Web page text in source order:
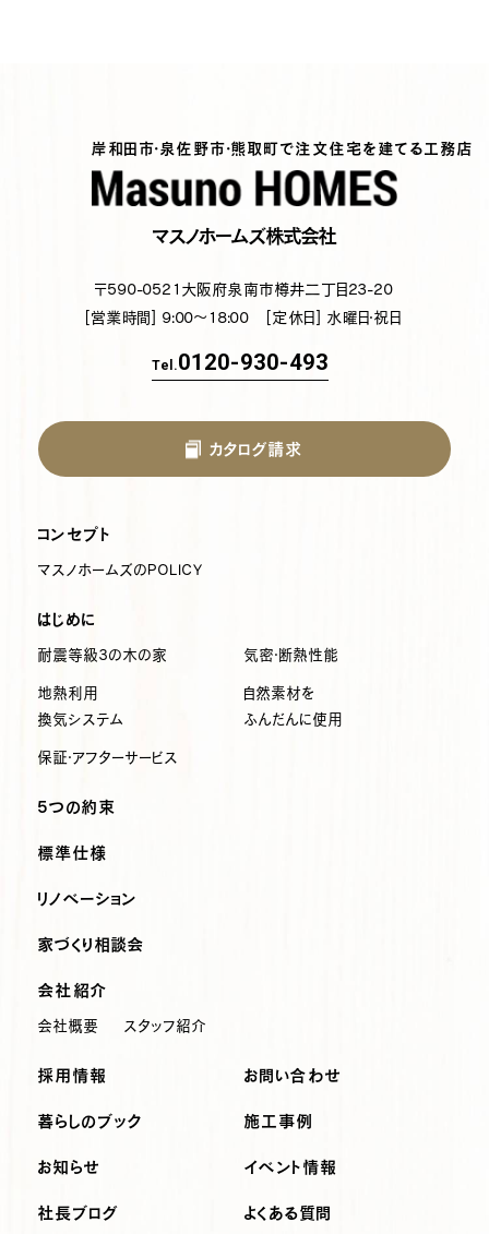
岸和田市・泉佐野市・熊取町で注文住宅を建てる工務店
マスノホームズ株式会社
〒590-0521 大阪府泉南市樽井二丁目23-20
[営業時間] 9:00～18:00
[定休日] 水曜日・祝日
Tel.0120-930-493
カタログ請求
コンセプト
マスノホームズのPOLICY
はじめに
耐震等級3の木の家 気密・断熱性能
地熱利用
換気システム
自然素材を
ふんだんに使用
保証・アフターサービス
5つの約束
標準仕様
リノベーション
家づくり相談会
会社紹介
会社概要 スタッフ紹介
採用情報 お問い合わせ
暮らしのブック 施工事例
お知らせ
社長ブログ
イベント情報
よくある質問